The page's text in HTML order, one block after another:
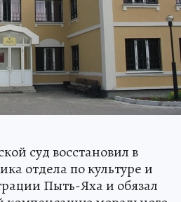
суд восстановил в
отдела по культуре и
Пыть-Яха и обязал